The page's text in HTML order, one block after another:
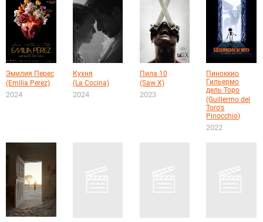
Эмилия Перес
(Emilia Perez)
2024
Кухня
(La Cocina)
2024
Пила 10
(Saw X)
2023
Пиноккио
Гильермо
дель Торо
(Guillermo del
Toro's
Pinocchio)
2022